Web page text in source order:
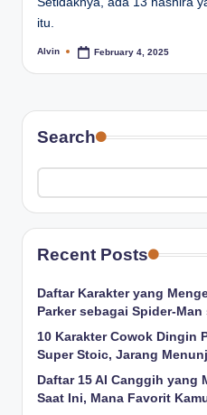
itu.
Posted
Alvin February 4, 2025
Search
Recent Posts
Daftar Karakter yang
Parker sebagai Spider-
10 Karakter Cowok Dingin
Super Stoic, Jarang
Daftar 15 AI Canggih yang
Saat Ini, Mana Favorit